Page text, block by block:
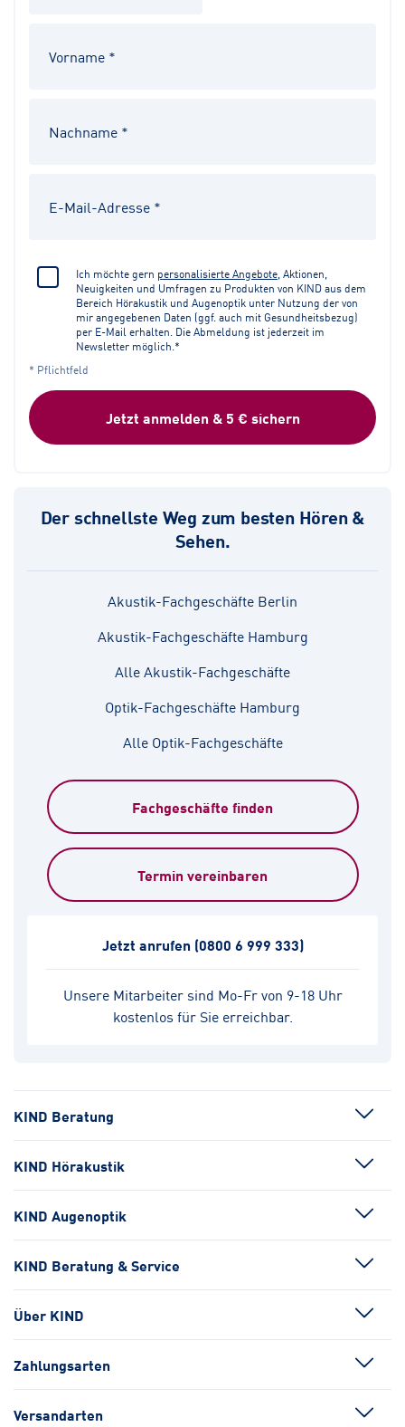
Ich möchte gern personalisierte Angebote , Aktionen,
Neuigkeiten und Umfragen zu Produkten von KIND aus dem
Bereich Hörakustik und Augenoptik unter Nutzung der von
mir angegebenen Daten (ggf. auch mit Gesundheitsbezug)
per E-Mail erhalten. Die Abmeldung ist jederzeit im
Newsletter möglich.*
* Pflichtfeld
Jetzt anmelden & 5 € sichern
Der schnellste Weg zum besten Hören &
Sehen.
Akustik-Fachgeschäfte Berlin
Akustik-Fachgeschäfte Hamburg
Alle Akustik-Fachgeschäfte
Optik-Fachgeschäfte Hamburg
Alle Optik-Fachgeschäfte
Fachgeschäfte finden
Termin vereinbaren
Unsere Mitarbeiter sind Mo-Fr von 9-18 Uhr
kostenlos für Sie erreichbar.
Jetzt anrufen (0800 6 999 333)
KIND Beratung
KIND Hörakustik
KIND Augenoptik
KIND Beratung & Service
Über KIND
Zahlungsarten
Versandarten